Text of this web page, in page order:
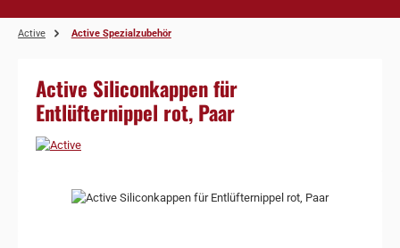
Active Active Spezialzubehör
Active Siliconkappen für
Entlüfternippel rot, Paar
Bildergalerie überspringen